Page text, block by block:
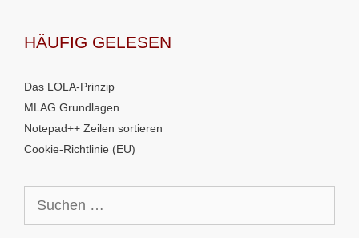
HÄUFIG GELESEN
Das LOLA-Prinzip
MLAG Grundlagen
Notepad++ Zeilen sortieren
Cookie-Richtlinie (EU)
nach: